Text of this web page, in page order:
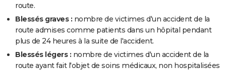
route.
Blessés graves : nombre de victimes d'un accident de la
route admises comme patients dans un hôpital pendant
plus de 24 heures à la suite de l'accident.
Blessés légers : nombre de victimes d'un accident de la
route ayant fait l'objet de soins médicaux, non hospitalisées